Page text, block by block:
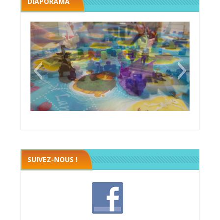
SUIVEZ-NOUS !